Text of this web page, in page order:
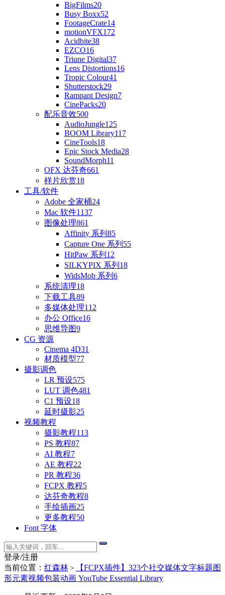
BigFilms20
Busy Boxx52
FootageCrate14
motionVFX172
Acidbite38
EZCO16
Triune Digital37
Lens Distortions16
Tropic Colour41
Shutterstock29
Rampant Design7
CinePacks20
配乐音效500
AudioJungle125
BOOM Library117
CineTools18
Epic Stock Media28
SoundMorph11
OFX 达芬奇661
样片欣赏18
工具/软件
Adobe 全家桶24
Mac 软件1137
图像处理861
Affinity 系列 85
Capture One 系列 55
HitPaw 系列 12
SILKYPIX 系列 18
WidsMob 系列 6
系统清理18
下载工具89
多媒体处理112
办公 Office16
思维导图9
CG 资源
Cinema 4D31
材质模型77
摄影调色
LR 预设575
LUT 调色481
C1 预设18
延时摄影25
视频教程
摄影教程113
PS 教程87
AI 教程7
AE 教程22
PR 教程36
FCPX 教程5
达芬奇教程8
手绘插画25
更多教程50
Font 字体
登录/注册
当前位置： 红森林 >
【FCPX插件】323个社交媒体文字标题图
形元素视频包装动画 YouTube Essential Library